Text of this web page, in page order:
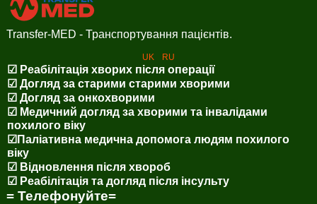
Transfer-MED - Транспортування пацієнтів.
UK RU
☑ Реабілітація хворих після операції
☑ Догляд за старими старими хворими
☑ Догляд за онкохворими
☑ Медичний догляд за хворими та інвалідами
похилого віку
☑Паліативна медична допомога людям похилого
віку
☑ Відновлення після хвороб
☑ Реабілітація та догляд після інсульту
= Телефонуйте=